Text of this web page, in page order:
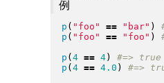
例
p ( " foo " == " bar" )
p ( " foo " == " foo " )
p ( 4 == 4)
p ( 4 == 4.0 )